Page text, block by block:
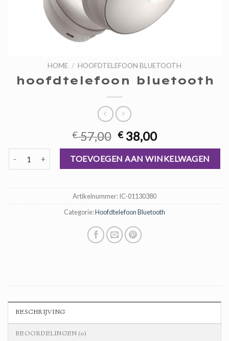
HOME / HOOFDTELEFOON BLUETOOTH
hoofdtelefoon bluetooth
€57,00 Oorspronkelijke
prijs
was:
€ 57,00.
€38,00Huidige
prijs
is:
€ 38,00.
hoofdtelefoon bluetooth aantalTOEVOEGEN AAN WINKELWAGEN
Artikelnummer:IC-01130380
Categorie:Hoofdtelefoon Bluetooth
BESCHRIJVING
BEOORDELINGEN (0)